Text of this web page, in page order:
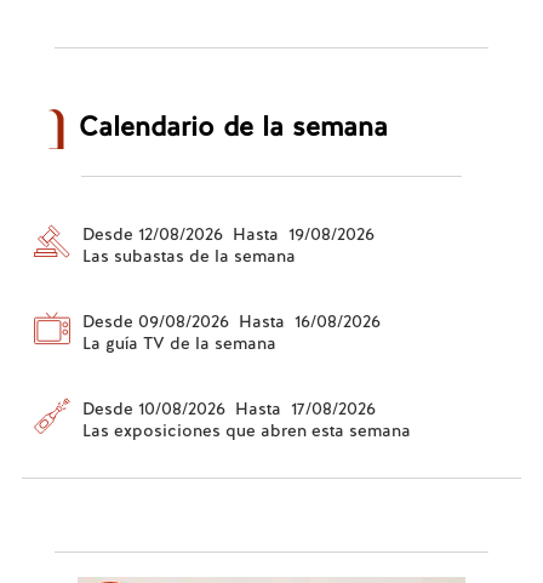
Calendario de la semana
Desde 12/08/2026 Hasta 19/08/2026
Las subastas de la semana
Desde 09/08/2026 Hasta 16/08/2026
La guía TV de la semana
Desde 10/08/2026 Hasta 17/08/2026
Las exposiciones que abren esta semana